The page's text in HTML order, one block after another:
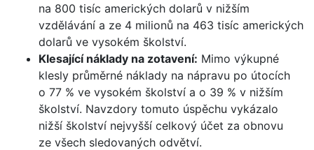
na 800 tisíc amerických dolarů v nižším
vzdělávání a ze 4 milionů na 463 tisíc amerických
dolarů ve vysokém školství.
Klesající náklady na zotavení: Mimo výkupné
klesly průměrné náklady na nápravu po útocích
o 77 % ve vysokém školství a o 39 % v nižším
školství. Navzdory tomuto úspěchu vykázalo
nižší školství nejvyšší celkový účet za obnovu
ze všech sledovaných odvětví.